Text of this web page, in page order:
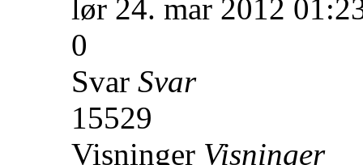
lør 24. mar 2012
0
Svar Svar
15529
Visninger Visninger